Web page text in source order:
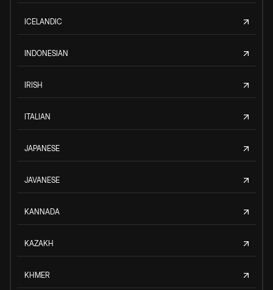
ICELANDIC
INDONESIAN
IRISH
ITALIAN
JAPANESE
JAVANESE
KANNADA
KAZAKH
KHMER